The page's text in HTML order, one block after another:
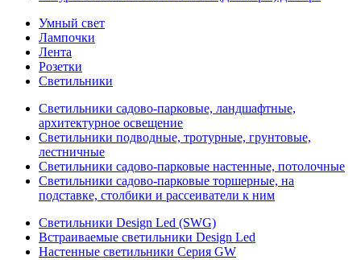
Умный свет
Лампочки
Лента
Розетки
Светильники
Светильники садово-парковые, ландшафтные,
архитектурное освещение
Светильники подводные, тротурные, грунтовые,
лестничные
Светильники садово-парковые настенные, потолочные
Светильники садово-парковые торшерные, на
подставке, столбики и рассеиватели к ним
Светильники Design Led (SWG)
Встраиваемые светильники Design Led
Настенные светильники Серия GW